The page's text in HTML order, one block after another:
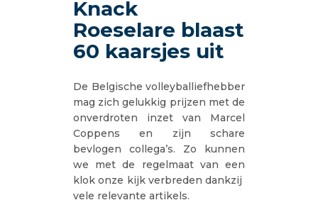
Knack
Roeselare blaast
60 kaarsjes uit
De Belgische volleyballiefhebber
mag zich gelukkig prijzen met de
onverdroten inzet van Marcel
Coppens en zijn schare
bevlogen collega’s. Zo kunnen
we met de regelmaat van een
klok onze kijk verbreden dankzij
vele relevante artikels.